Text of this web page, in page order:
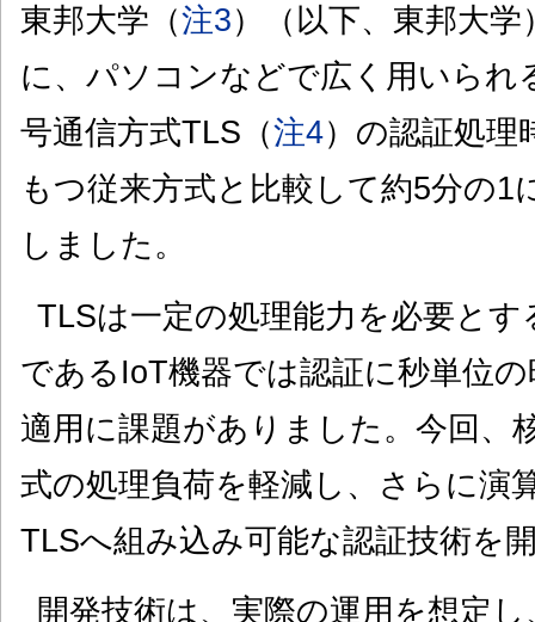
東邦大学（注3）（以下、東邦大
に、パソコンなどで広く用いられ
号通信方式TLS（注4）の認証処理
もつ従来方式と比較して約5分の1
しました。
TLSは一定の処理能力を必要と
であるIoT機器では認証に秒単位
適用に課題がありました。今回、
式の処理負荷を軽減し、さらに演
TLSへ組み込み可能な認証技術を
開発技術は、実際の運用を想定